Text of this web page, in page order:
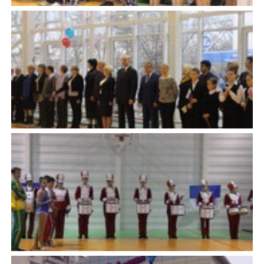
Видеогалерея
WEB-
камеры
Карта
РУКОВОДИТЕЛИ
Глава
муниципального
образования
Список
руководителей
КОНТАКТЫ
Официальные
визиты
и
рабочие
поездки
Результаты
проверок
Профсоюзные
организации
и
время
приема
Порядок
обжалования
Обзоры
обращений
лиц
оказания
бесплатной
юридической
помощи
Контрольно-
ревизионная
и
экспертно-
деятельность
коррупции
служба
Информация
о
закупках
товаров,
работ,
услуг